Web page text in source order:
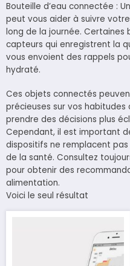
Bouteille d’eau connectée :
peut vous aider à suivre
long de la journée. Certaines
capteurs qui enregistrent la
vous envoient des rappels
hydraté.
Ces objets connectés
précieuses sur vos
prendre des décisions plus
Cependant, il est important
dispositifs ne remplacent pas
de la santé. Consultez
pour obtenir des
alimentation.
Voici le seul résultat